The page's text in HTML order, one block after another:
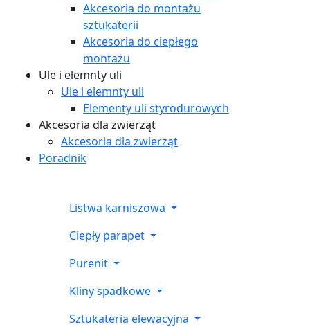
Akcesoria do montażu
sztukaterii
Akcesoria do ciepłego
montażu
Ule i elemnty uli
Ule i elemnty uli
Elementy uli styrodurowych
Akcesoria dla zwierząt
Akcesoria dla zwierząt
Poradnik
Listwa karniszowa
Ciepły parapet
Purenit
Kliny spadkowe
Sztukateria elewacyjna